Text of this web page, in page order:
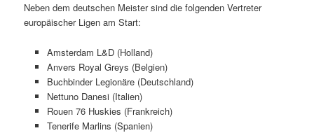
Neben dem deutschen Meister sind die folgenden Vertreter
europäischer Ligen am Start:
Amsterdam L&D (Holland)
Anvers Royal Greys (Belgien)
Buchbinder Legionäre (Deutschland)
Nettuno Danesi (Italien)
Rouen 76 Huskies (Frankreich)
Tenerife Marlins (Spanien)